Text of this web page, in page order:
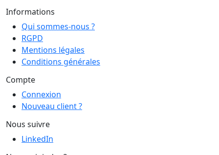
Informations
Qui sommes-nous ?
RGPD
Mentions légales
Conditions générales
Compte
Connexion
Nouveau client ?
Nous suivre
LinkedIn